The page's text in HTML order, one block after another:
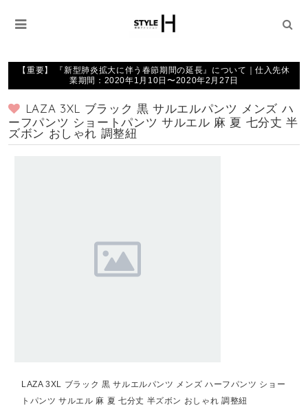
【重要】 『新型肺炎拡大に伴う春節期間の延長』について｜仕入先休
業期間：2020年1月10日〜2020年2月27日
LAZA 3XL ブラック 黒 サルエルパンツ メンズ ハ
ーフパンツ ショートパンツ サルエル 麻 夏 七分丈 半
ズボン おしゃれ 調整紐
LAZA 3XL ブラック 黒 サルエルパンツ メンズ ハーフパンツ ショー
トパンツ サルエル 麻 夏 七分丈 半ズボン おしゃれ 調整紐